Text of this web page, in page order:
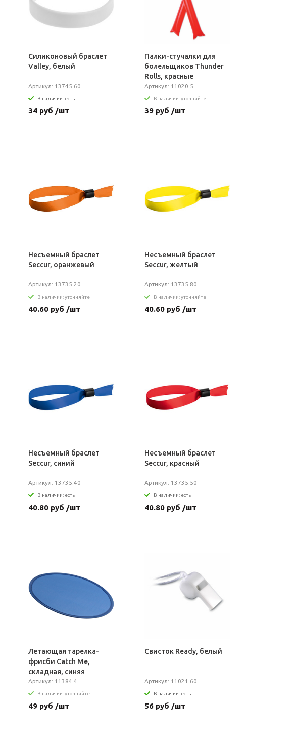
Силиконовый браслет
Valley, белый
Артикул: 13745.60
В наличии: есть
34 руб /шт
Палки-стучалки для
болельщиков Thunder
Rolls, красные
Артикул: 11020.5
В наличии: уточняйте
39 руб /шт
Несъемный браслет
Seccur, оранжевый
Артикул: 13735.20
В наличии: уточняйте
40.60 руб /шт
Несъемный браслет
Seccur, желтый
Артикул: 13735.80
В наличии: уточняйте
40.60 руб /шт
Несъемный браслет
Seccur, синий
Артикул: 13735.40
В наличии: есть
40.80 руб /шт
Несъемный браслет
Seccur, красный
Артикул: 13735.50
В наличии: есть
40.80 руб /шт
Летающая тарелка-
фрисби Catch Me,
складная, синяя
Артикул: 11384.4
В наличии: уточняйте
49 руб /шт
Свисток Ready, белый
Артикул: 11021.60
В наличии: есть
56 руб /шт